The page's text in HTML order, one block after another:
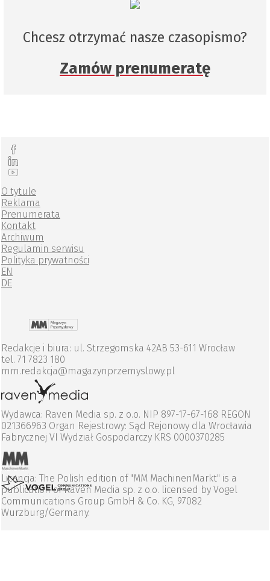
Chcesz otrzymać nasze czasopismo?
Zamów prenumeratę
O tytule
Reklama
Prenumerata
Kontakt
Archiwum
Regulamin serwisu
Polityka prywatności
EN
DE
Redakcje i biura: ul. Strzegomska 42AB 53-611 Wrocław
tel. 71 7823 180
mm.redakcja@magazynprzemyslowy.pl
Wydawca: Raven Media sp. z o.o. NIP 897-17-67-168 REGON
021366963 Organ Rejestrowy: Sąd Rejonowy dla Wrocławia
Fabrycznej VI Wydział Gospodarczy KRS 0000370285
Licencja: The Polish edition of "MM MachinenMarkt" is a
publication of Raven Media sp. z o.o. licensed by Vogel
Communications Group GmbH & Co. KG, 97082
Wurzburg/Germany.